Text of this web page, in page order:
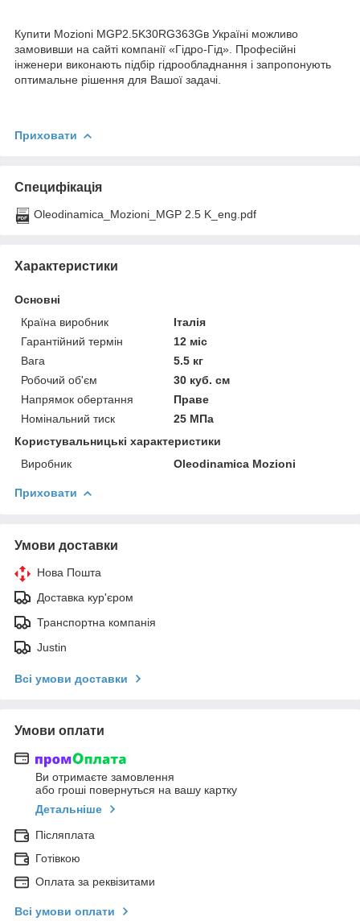
Купити Mozioni MGP2.5K30RG363Gв Україні можливо
замовивши на сайті компанії «Гідро-Гід». Професійні
інженери виконають підбір гідрообладнання і запропонують
оптимальне рішення для Вашої задачі.
Приховати
Специфікація
Oleodinamica_Mozioni_MGP 2.5 K_eng.pdf
Характеристики
Основні
Країна виробник
Італія
Гарантійний термін
12 міс
Вага
5.5 кг
Робочий об'єм
30 куб. см
Напрямок обертання
Праве
Номінальний тиск
25 МПа
Користувальницькі характеристики
Виробник
Oleodinamica Mozioni
Приховати
Умови доставки
Нова Пошта
Доставка кур'єром
Транспортна компанія
Justin
Всі умови доставки
Умови оплати
Ви отримаєте замовлення
або гроші повернуться на вашу картку
Детальніше
Післяплата
Готівкою
Оплата за реквізитами
Всі умови оплати